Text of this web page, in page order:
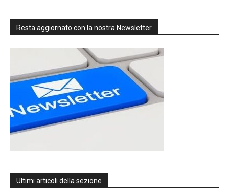
Resta aggiornato con la nostra Newsletter
Ultimi articoli della sezione